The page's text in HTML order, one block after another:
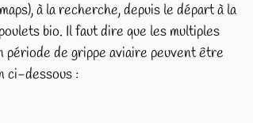
à la recherche, depuis le départ à la
bio. Il faut dire que les multiples
période de grippe aviaire peuvent être
ci-dessous :